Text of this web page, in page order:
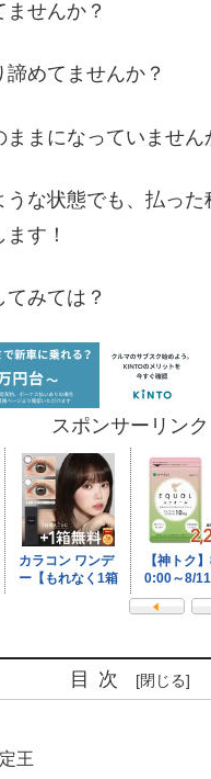
せんか？
めてませんか？
まになっていません
な状態でも、払っ
す！
みては？
スポンサーリンク
目次
王